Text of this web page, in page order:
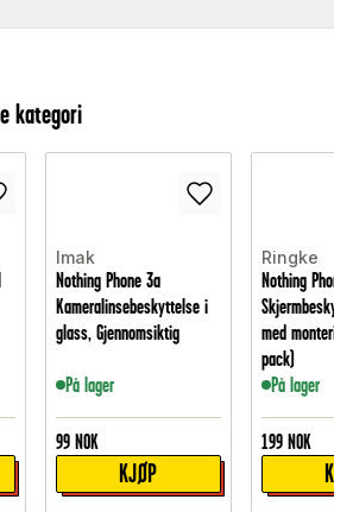
kategori
Imak
Nothing Phone 3a
Kameralinsebeskyttelse i
glass, Gjennomsiktig
På lager
99 NOK
KJØP
Ringke
Nothing Phone
med
pack)
På lager
199 NOK